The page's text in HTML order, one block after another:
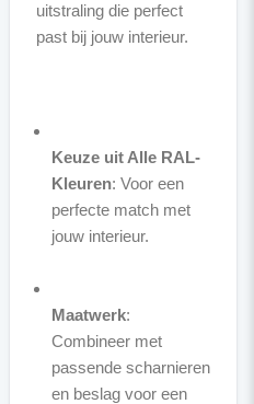
uitstraling die perfect
past bij jouw interieur.
Keuze uit Alle RAL-
Kleuren: Voor een
perfecte match met
jouw interieur.
Maatwerk:
Combineer met
passende scharnieren
en beslag voor een